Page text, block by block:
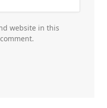
website in this